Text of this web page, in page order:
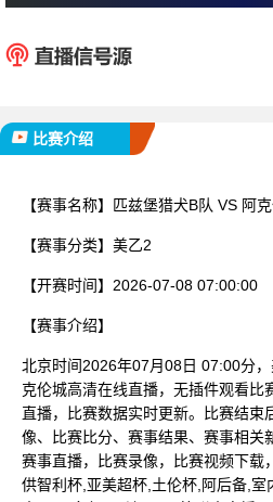
比赛介绍
【赛事名称】 匹兹堡猎犬B队 VS 阿
【赛事分类】 美乙2
【开赛时间】 2026-07-08 07:00:00
【赛事介绍】
北京时间2026年07月08日 07:00分
克伦城高清在线直播，无插件观看比
直播，比赛数据实时更新。比赛结束
像、比赛比分、赛事结果、赛事相关
赛事直播，比赛录像，比赛视频下载
供智利杯,亚美超杯,土伦杯,阿后备,